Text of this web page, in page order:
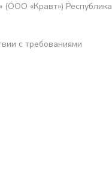
(ООО «Кравт») Республика
с требованиями